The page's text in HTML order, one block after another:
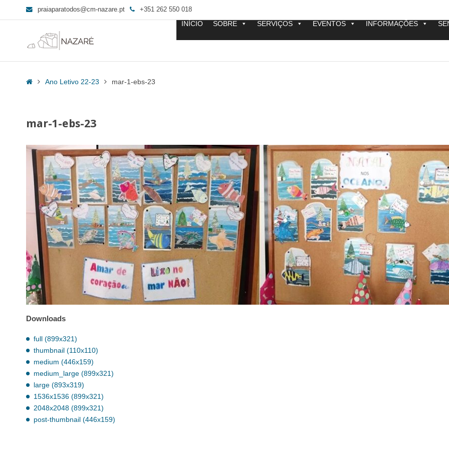
praiaparatodos@cm-nazare.pt +351 262 550 018
INÍCIO SOBRE SERVIÇOS EVENTOS INFORMAÇÕES
HomeAno Letivo 22-23 mar-1-ebs-23
mar-1-ebs-23
Downloads
full (899x321)
thumbnail (110x110)
medium (446x159)
medium_large (899x321)
large (893x319)
1536x1536 (899x321)
2048x2048 (899x321)
post-thumbnail (446x159)